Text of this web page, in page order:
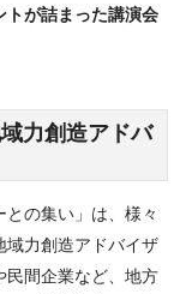
トが詰まった講演会
力創造アドバ
との集い」は、様々
域力創造アドバイザ
民間企業など、地方